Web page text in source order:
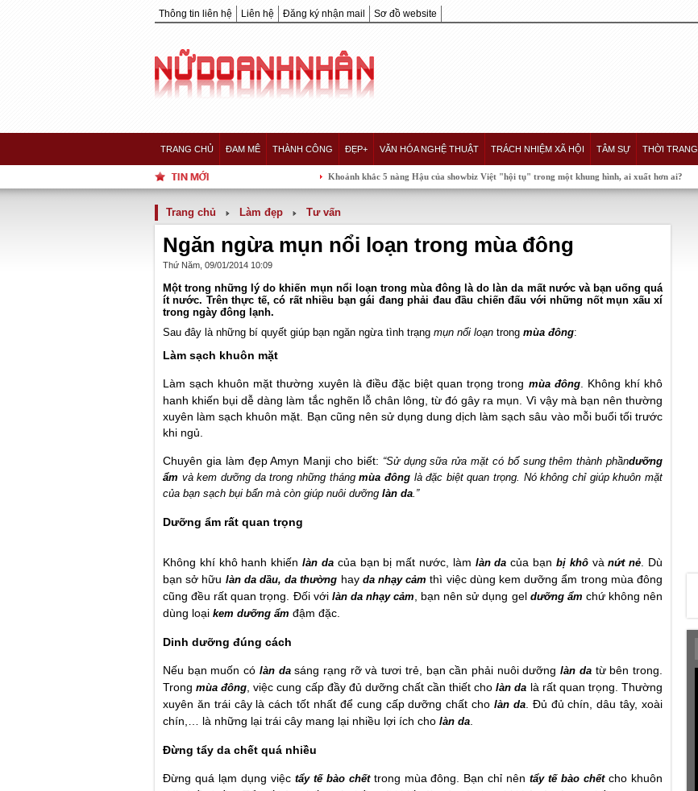
Thông tin liên hệ Liên hệ Đăng ký nhận mail Sơ đồ website
TRANG CHỦ ĐAM MÊ THÀNH CÔNG ĐẸP+ VĂN HÓA NGHỆ THUẬT TRÁCH NHIỆM XÃ HỘI TÂM SỰ THỜI TRANG
Khoảnh khắc 5 nàng Hậu của showbiz Việt "hội tụ" trong một khung hình, ai xuất hơn ai?
Trang chủ Làm đẹp Tư vấn
Ngăn ngừa mụn nổi loạn trong mùa đông
Thứ Năm, 09/01/2014 10:09
Một trong những lý do khiến mụn nổi loạn trong mùa đông là do làn da mất nước và bạn uống quá
ít nước. Trên thực tế, có rất nhiều bạn gái đang phải đau đầu chiến đấu với những nốt mụn xấu xí
trong ngày đông lạnh.
Sau đây là những bí quyết giúp bạn ngăn ngừa tình trạng mụn nổi loạn trong mùa đông:
Làm sạch khuôn mặt
Làm sạch khuôn mặt thường xuyên là điều đặc biệt quan trọng trong mùa đông. Không khí khô
hanh khiến bụi dễ dàng làm tắc nghẽn lỗ chân lông, từ đó gây ra mụn. Vì vậy mà bạn nên thường
xuyên làm sạch khuôn mặt. Bạn cũng nên sử dụng dung dịch làm sạch sâu vào mỗi buổi tối trước
khi ngủ.
Chuyên gia làm đẹp Amyn Manji cho biết: “Sử dụng sữa rửa mặt có bổ sung thêm thành phầndưỡng
ẩm và kem dưỡng da trong những thángmùa đônglà đặc biệt quan trọng. Nó không chỉ giúp khuôn mặt
của bạn sạch bụi bẩn mà còn giúp nuôi dưỡng làn da.”
Dưỡng ẩm rất quan trọng
Không khí khô hanh khiếnlàn dacủa bạn bị mất nước, làm làn dacủa bạn bị khôvànứt nẻ . Dù
bạn sở hữu làn da dầu, da thường hay da nhạy cảm thì việc dùng kem dưỡng ẩm trong mùa đông
cũng đều rất quan trọng. Đối với làn da nhạy cảm , bạn nên sử dụng gel dưỡng ẩm chứ không nên
dùng loại kem dưỡng ẩm đậm đặc.
Dinh dưỡng đúng cách
Nếu bạn muốn có làn dasáng rạng rỡ và tươi trẻ, bạn cần phải nuôi dưỡnglàn datừ bên trong.
Trongmùa đông , việc cung cấp đầy đủ dưỡng chất cần thiết cho làn da là rất quan trọng. Thường
xuyên ăn trái cây là cách tốt nhất để cung cấp dưỡng chất cho làn da. Đủ đủ chín, dâu tây, xoài
chín,… là những lại trái cây mang lại nhiều lợi ích cho làn da
Đừng tẩy da chết quá nhiều
Đừng quá lạm dụng việc tẩy tế bào chếttrong mùa đông. Bạn chỉ nêntẩy tế bào chếtcho khuôn